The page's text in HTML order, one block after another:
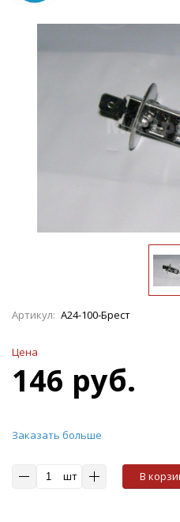
Артикул: А24-100-Брест
Цена
146 руб.
Заказать больше
шт В